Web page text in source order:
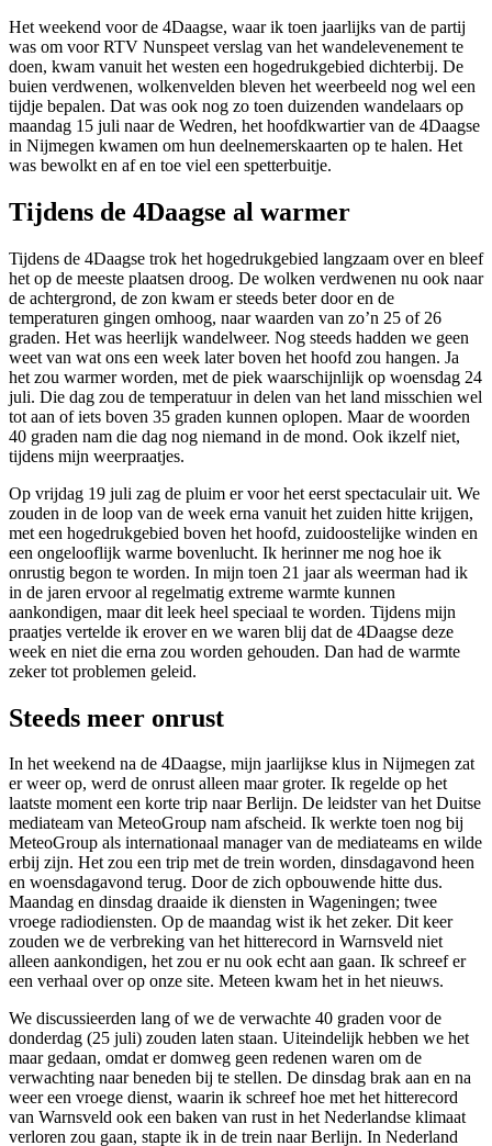
Het weekend voor de 4Daagse, waar ik toen jaarlijks van de partij
was om voor RTV Nunspeet verslag van het wandelevenement te
doen, kwam vanuit het westen een hogedrukgebied dichterbij. De
buien verdwenen, wolkenvelden bleven het weerbeeld nog wel een
tijdje bepalen. Dat was ook nog zo toen duizenden wandelaars op
maandag 15 juli naar de Wedren, het hoofdkwartier van de 4Daagse
in Nijmegen kwamen om hun deelnemerskaarten op te halen. Het
was bewolkt en af en toe viel een spetterbuitje.
Tijdens de 4Daagse al warmer
Tijdens de 4Daagse trok het hogedrukgebied langzaam over en bleef
het op de meeste plaatsen droog. De wolken verdwenen nu ook naar
de achtergrond, de zon kwam er steeds beter door en de
temperaturen gingen omhoog, naar waarden van zo’n 25 of 26
graden. Het was heerlijk wandelweer. Nog steeds hadden we geen
weet van wat ons een week later boven het hoofd zou hangen. Ja
het zou warmer worden, met de piek waarschijnlijk op woensdag 24
juli. Die dag zou de temperatuur in delen van het land misschien wel
tot aan of iets boven 35 graden kunnen oplopen. Maar de woorden
40 graden nam die dag nog niemand in de mond. Ook ikzelf niet,
tijdens mijn weerpraatjes.
Op vrijdag 19 juli zag de pluim er voor het eerst spectaculair uit. We
zouden in de loop van de week erna vanuit het zuiden hitte krijgen,
met een hogedrukgebied boven het hoofd, zuidoostelijke winden en
een ongelooflijk warme bovenlucht. Ik herinner me nog hoe ik
onrustig begon te worden. In mijn toen 21 jaar als weerman had ik
in de jaren ervoor al regelmatig extreme warmte kunnen
aankondigen, maar dit leek heel speciaal te worden. Tijdens mijn
praatjes vertelde ik erover en we waren blij dat de 4Daagse deze
week en niet die erna zou worden gehouden. Dan had de warmte
zeker tot problemen geleid.
Steeds meer onrust
In het weekend na de 4Daagse, mijn jaarlijkse klus in Nijmegen zat
er weer op, werd de onrust alleen maar groter. Ik regelde op het
laatste moment een korte trip naar Berlijn. De leidster van het Duitse
mediateam van MeteoGroup nam afscheid. Ik werkte toen nog bij
MeteoGroup als internationaal manager van de mediateams en wilde
erbij zijn. Het zou een trip met de trein worden, dinsdagavond heen
en woensdagavond terug. Door de zich opbouwende hitte dus.
Maandag en dinsdag draaide ik diensten in Wageningen; twee
vroege radiodiensten. Op de maandag wist ik het zeker. Dit keer
zouden we de verbreking van het hitterecord in Warnsveld niet
alleen aankondigen, het zou er nu ook echt aan gaan. Ik schreef er
een verhaal over op onze site. Meteen kwam het in het nieuws.
We discussieerden lang of we de verwachte 40 graden voor de
donderdag (25 juli) zouden laten staan. Uiteindelijk hebben we het
maar gedaan, omdat er domweg geen redenen waren om de
verwachting naar beneden bij te stellen. De dinsdag brak aan en na
weer een vroege dienst, waarin ik schreef hoe met het hitterecord
van Warnsveld ook een baken van rust in het Nederlandse klimaat
verloren zou gaan, stapte ik in de trein naar Berlijn. In Nederland